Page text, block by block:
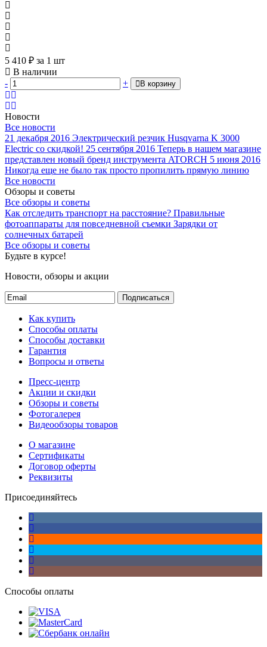
5 410 ₽ за 1 шт
В наличии
-
+ В корзину
Новости
Все новости
21 декабря 2016 Электрический резчик Husqvarna K 3000
Electric со скидкой! 25 сентября 2016 Теперь в нашем магазине
представлен новый бренд инструмента ATORCH 5 июня 2016
Никогда еще не было так просто пропилить прямую линию
Все новости
Обзоры и советы
Все обзоры и советы
Как отследить транспорт на расстояние? Правильные
фотоаппараты для повседневной съемки Зарядки от
солнечных батарей
Все обзоры и советы
Будьте в курсе!
Новости, обзоры и акции
Подписаться
Как купить
Способы оплаты
Способы доставки
Гарантия
Вопросы и ответы
Пресс-центр
Акции и скидки
Обзоры и советы
Фотогалерея
Видеообзоры товаров
О магазине
Сертификаты
Договор оферты
Реквизиты
Присоединяйтесь
Способы оплаты